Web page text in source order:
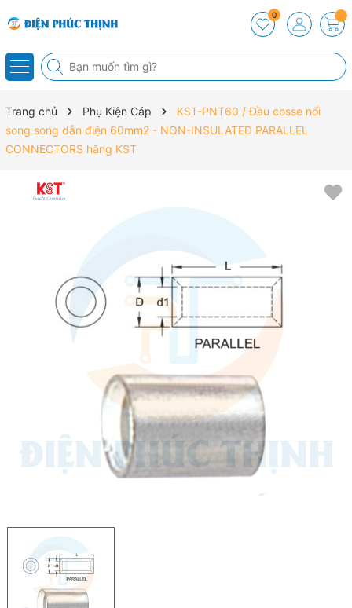
0
Trang chủ Phụ Kiện Cáp
KST-PNT60 / Đầu cosse nối
song song dẫn điện 60mm2 - NON-INSULATED PARALLEL
CONNECTORS hãng KST